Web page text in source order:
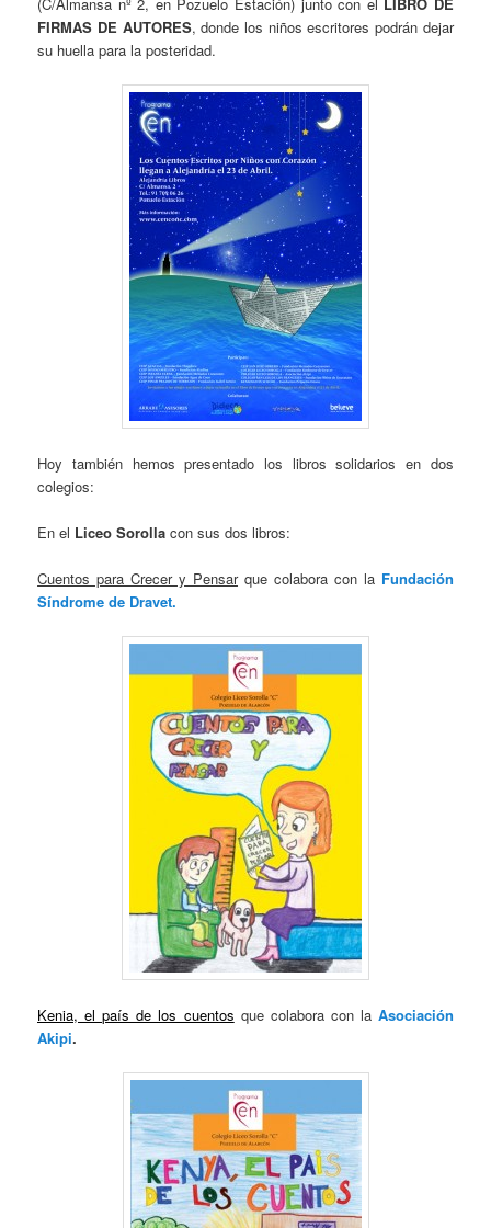
FIRMAS DE AUTORES, donde los niños escritores podrán dejar
su huella para la posteridad.
Hoy también hemos presentado los libros solidarios en dos
colegios:
En el Liceo Sorolla con sus dos libros:
Cuentos para Crecer y Pensarque colabora con la Fundación
Síndrome de Dravet.
Kenia, el país de los cuentos que colabora con la Asociación
Akipi.